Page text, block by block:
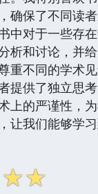
确保了不同读
中对于一些存
析和讨论，并
重不同的学术
提供了独立思
上的严谨性，
让我们能够学
☆☆